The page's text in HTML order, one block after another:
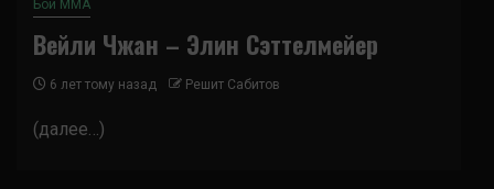
Бои ММА
Вейли Чжан – Элин Сэттелмейер
6 лет тому назад Решит Сабитов
(далее…)